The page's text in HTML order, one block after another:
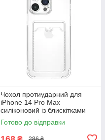
Чохол протиударний для
iPhone 14 Pro Max
силіконовий із блискітками
захист від падінь і подряпин
Готово до відправки